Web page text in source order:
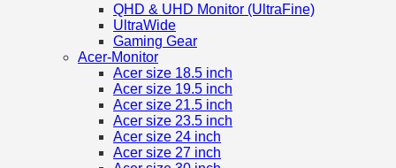
QHD & UHD Monitor (UltraFine)
UltraWide
Gaming Gear
Acer-Monitor
Acer size 18.5 inch
Acer size 19.5 inch
Acer size 21.5 inch
Acer size 23.5 inch
Acer size 24 inch
Acer size 27 inch